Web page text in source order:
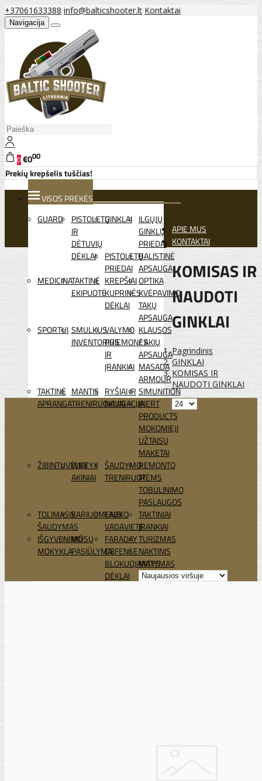
+37061633388 info@balticshooter.lt Kontaktai
Navigacija
0€000
Prekių krepšelis tuščias!
VISOS PREKĖS
GUARD
PISTOLETŲ
IR
DĖTUVIŲ
DĖKLAI
GINKLAI ILGŲJŲ
GINKLŲ
PRIEDAI
PISTOLETŲ
PRIEDAI
BALISTINĖ
APSAUGA
MEDICINATAKTINĖ
EKIPUOTĖ
KREPŠIAI
KUPRINĖS
DĖKLAI
OPTIKA
KVĖPAVIMO
TAKŲ
APSAUGA
SPORTUI SMULKUS
INVENTORIUS
VALYMO
PRIEMONĖS
IR
ĮRANKIAI
KLAUSOS
/ AKIŲ
APSAUGA
MASADA
ARMOUR
TAKTINĖ
APRANGA
MANTIS
TRENIRUOKLIAI
RYŠIAI IR
NAVIGACIJA
SIMUNITION
INERT
PRODUCTS
MOKOMIEJI
UŽTAISŲ
MAKETAI
ŽIBINTUVĖLIAI
WILEYX
AKINIAI
ŠAUDYMO
TRENIRUOTĖMS
REMONTO
IR
TOBULINIMO
PASLAUGOS
TOLIMASIS
ŠAUDYMAS
KARIUOMENEI
LAUKO
VADAVIETĖ
TAKTINIAI
ĮRANKIAI
IŠGYVENIMO
MOKYKLA
MŪSŲ
PASIŪLYMAI
FARADAY
DEFENSE
BLOKUOJANTYS
DĖKLAI
TURIZMAS
NAKTINIS
MATYMAS
APIE MUS
KONTAKTAI
KOMISAS IR
NAUDOTI
GINKLAI
Pagrindinis
GINKLAI
KOMISAS IR
NAUDOTI GINKLAI